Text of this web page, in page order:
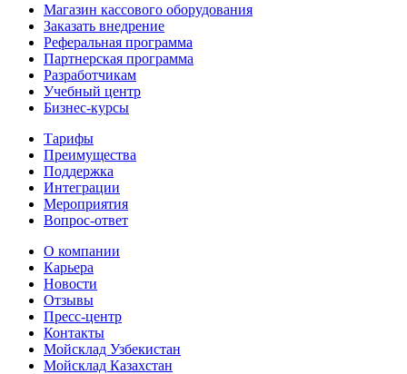
Магазин кассового оборудования
Заказать внедрение
Реферальная программа
Партнерская программа
Разработчикам
Учебный центр
Бизнес‑курсы
Тарифы
Преимущества
Поддержка
Интеграции
Мероприятия
Вопрос-ответ
О компании
Карьера
Новости
Отзывы
Пресс-центр
Контакты
Мойсклад Узбекистан
Мойсклад Казахстан